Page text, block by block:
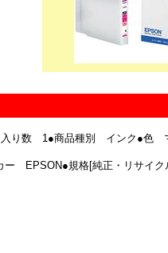
り数 1●商品種別 インク●色
ー EPSON●規格[純正・リサイ